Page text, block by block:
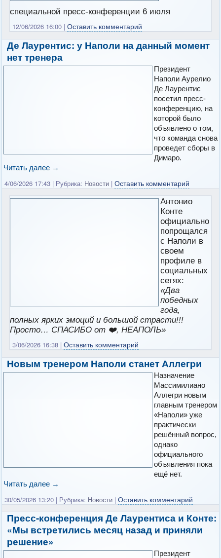
специальной пресс-конференции 6 июля
12/06/2026 16:00 | Оставить комментарий
Де Лаурентис: у Наполи на данный момент
нет тренера
Президент
Наполи Аурелио
Де Лаурентис
посетил пресс-
конференцию, на
которой было
объявлено о том,
что команда снова
проведет сборы в
Димаро.
Читать далее →
4/06/2026 17:43 | Рубрика: Новости | Оставить комментарий
Антонио
Конте
официально
попрощался
с Наполи в
своем
профиле в
социальных
сетях:
«Два
победных
года,
полных ярких эмоций и большой страсти!!!
Просто… СПАСИБО от ❤️, НЕАПОЛЬ»
3/06/2026 16:38 | Оставить комментарий
Новым тренером Наполи станет Аллегри
Назначение
Массимилиано
Аллегри новым
главным тренером
«Наполи» уже
практически
решённый вопрос,
однако
официального
объявления пока
ещё нет.
Читать далее →
30/05/2026 13:20 | Рубрика: Новости | Оставить комментарий
Пресс-конференция Де Лаурентиса и Конте:
«Мы встретились месяц назад и приняли
решение»
Президент